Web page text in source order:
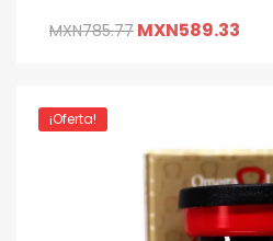
MXN785.77 MXN589.33
¡Oferta!